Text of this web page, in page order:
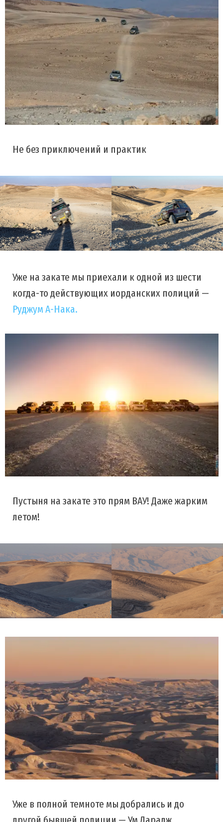
Не без приключений и практик
Уже на закате мы приехали к одной из шести
когда-то действующих иорданских полиций —
Руджум А-Нака.
Пустыня на закате это прям ВАУ! Даже жарким
летом!
Уже в полной темноте мы добрались и до